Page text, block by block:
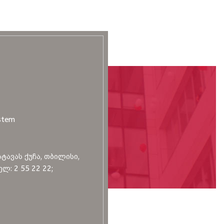
ქუჩა, თბილისი,
2 55 22 22;